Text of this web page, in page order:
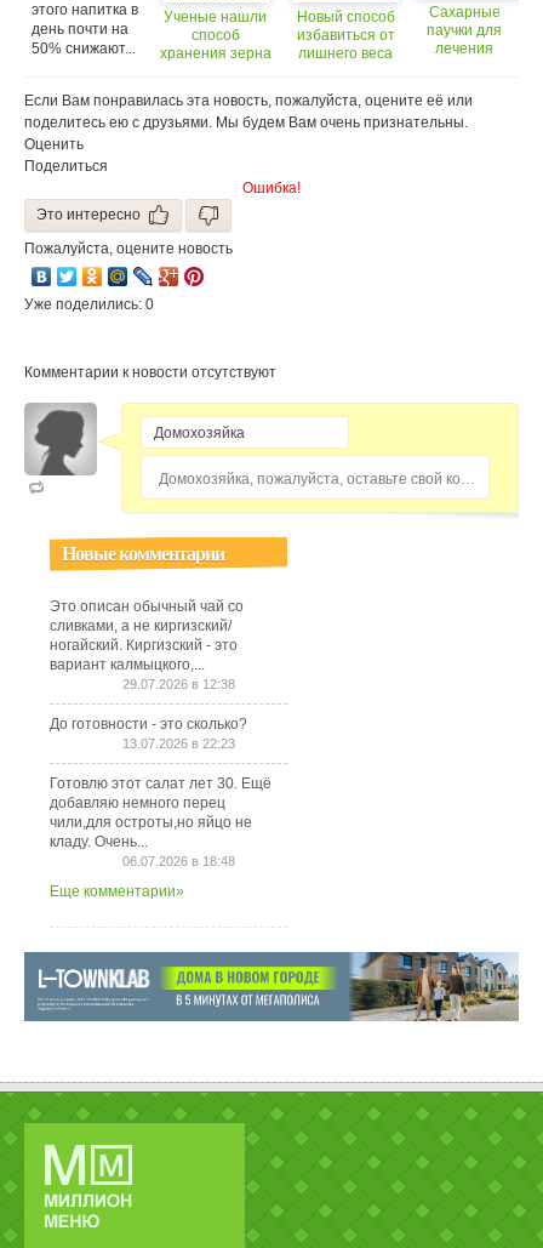
этого напитка в
день почти на
50% снижают...
Ученые нашли
способ
хранения зерна
Новый способ
избавиться от
лишнего веса
Сахарные
паучки для
лечения
Если Вам понравилась эта новость, пожалуйста, оцените её или
поделитесь ею с друзьями. Мы будем Вам очень признательны.
Оценить
Поделиться
Ошибка!
Это интересно
Пожалуйста, оцените новость
Уже поделились: 0
Комментарии к новости отсутствуют
Домохозяйка, пожалуйста, оставьте свой комментарий...
Новые комментарии
Это описан обычный чай со
сливками, а не киргизский/
ногайский. Киргизский - это
вариант калмыцкого,...
29.07.2026 в 12:38
До готовности - это сколько?
13.07.2026 в 22:23
Готовлю этот салат лет 30. Ещё
добавляю немного перец
чили,для остроты,но яйцо не
кладу. Очень...
06.07.2026 в 18:48
Еще комментарии»